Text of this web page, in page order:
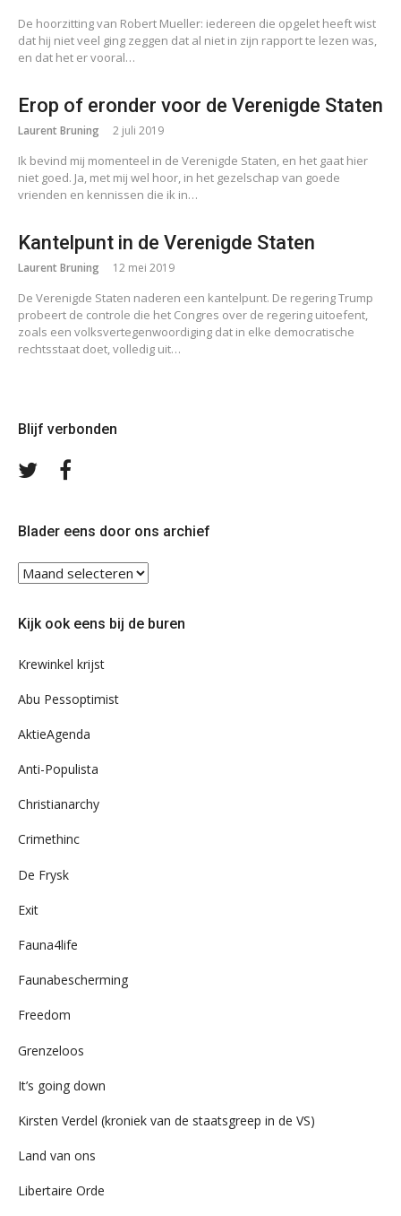
De hoorzitting van Robert Mueller: iedereen die opgelet heeft wist
dat hij niet veel ging zeggen dat al niet in zijn rapport te lezen was,
en dat het er vooral…
Erop of eronder voor de Verenigde Staten
Laurent Bruning 2 juli 2019
Ik bevind mij momenteel in de Verenigde Staten, en het gaat hier
niet goed. Ja, met mij wel hoor, in het gezelschap van goede
vrienden en kennissen die ik in…
Kantelpunt in de Verenigde Staten
Laurent Bruning 12 mei 2019
De Verenigde Staten naderen een kantelpunt. De regering Trump
probeert de controle die het Congres over de regering uitoefent,
zoals een volksvertegenwoordiging dat in elke democratische
rechtsstaat doet, volledig uit…
Blijf verbonden
Volg
Blader eens door ons archief
Blader
eens
ons
Kijk ook eens bij de buren
Krewinkel krijst
Abu Pessoptimist
AktieAgenda
Anti-Populista
Christianarchy
Crimethinc
De Frysk
Exit
Fauna4life
Faunabescherming
Freedom
Grenzeloos
It’s going down
Kirsten Verdel (kroniek van de staatsgreep in de VS)
Land van ons
Libertaire Orde